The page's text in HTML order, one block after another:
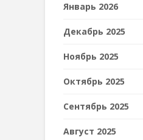
Январь 2026
Декабрь 2025
Ноябрь 2025
Октябрь 2025
Сентябрь 2025
Август 2025